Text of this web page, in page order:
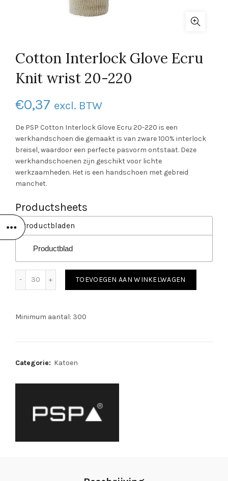
Cotton Interlock Glove Ecru
Knit wrist 20-220
€0,37 excl. BTW
De PSP Cotton Interlock Glove Ecru 20-220 is een
werkhandschoen die gemaakt is van zware 100% interlock
breisel, waardoor een perfecte pasvorm ontstaat. Deze
werkhandschoenen zijn geschikt voor lichte
werkzaamheden. Het is een handschoen met gebreid
manchet.
Productsheets
Productbladen
Productblad
TOEVOEGEN AAN WINKELWAGEN
Minimum aantal: 300
Categorie: Katoen